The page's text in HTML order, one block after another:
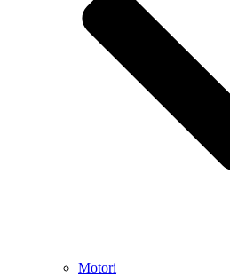
Motori